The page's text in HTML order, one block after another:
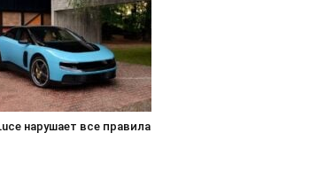
нарушает все правила